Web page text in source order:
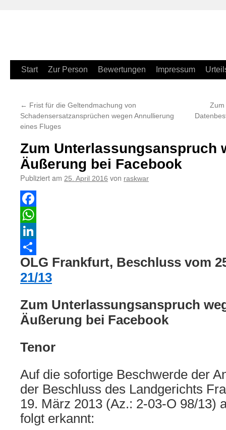
Zum
springen
Start Zur Person Bewertungen Impressum
← Frist für die Geltendmachung von
Schadensersatzansprüchen wegen Annullierung
eines Fluges
Zum
Zum Unterlassungsanspruch
Äußerung bei Facebook
Publiziert am 25. April 2016 von raskwar
Facebook
WhatsApp
LinkedIn
Teilen
OLG Frankfurt, Beschluss vom
21/13
Zum Unterlassungsanspruch
Äußerung bei Facebook
Tenor
Auf die sofortige Beschwerde der
der Beschluss des Landgerichts
19. März 2013 (Az.: 2-03-O 98/13)
folgt erkannt: